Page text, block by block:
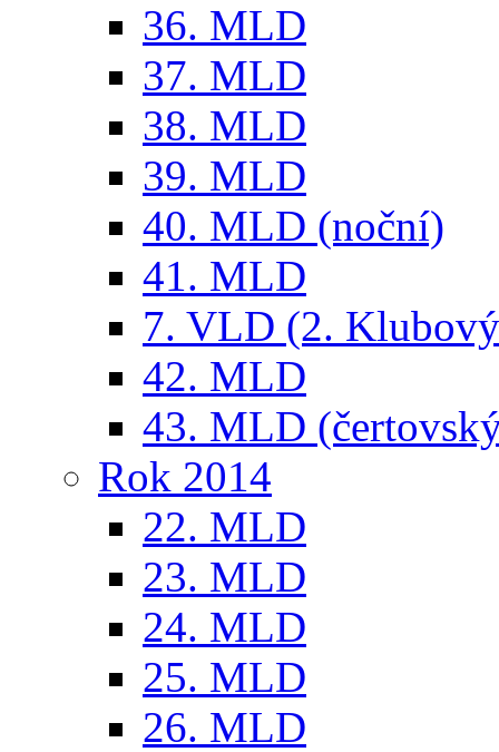
36. MLD
37. MLD
38. MLD
39. MLD
40. MLD (noční)
41. MLD
7. VLD (2.
42. MLD
43. MLD
Rok 2014
22. MLD
23. MLD
24. MLD
25. MLD
26. MLD